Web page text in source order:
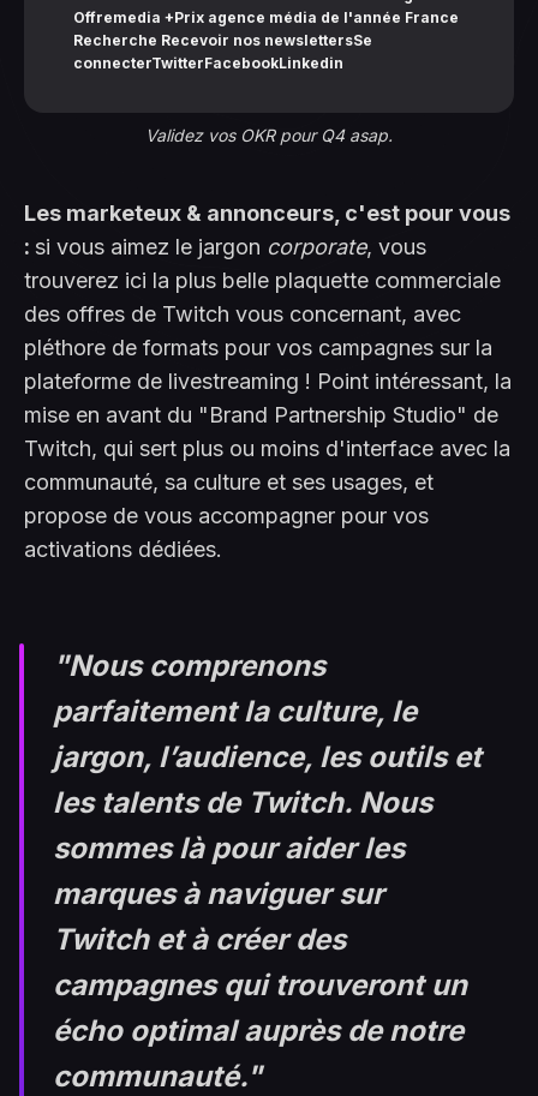
Offremedia +Prix agence média de l'année France
Recherche Recevoir nos newslettersSe
connecterTwitterFacebookLinkedin
Validez vos OKR pour Q4 asap.
Les marketeux & annonceurs, c'est pour vous
: si vous aimez le jargon corporate, vous
trouverez ici la plus belle plaquette commerciale
des offres de Twitch vous concernant, avec
pléthore de formats pour vos campagnes sur la
plateforme de livestreaming ! Point intéressant, la
mise en avant du "Brand Partnership Studio" de
Twitch, qui sert plus ou moins d'interface avec la
communauté, sa culture et ses usages, et
propose de vous accompagner pour vos
activations dédiées.
"Nous comprenons
parfaitement la culture, le
jargon, l’audience, les outils et
les talents de Twitch. Nous
sommes là pour aider les
marques à naviguer sur
Twitch et à créer des
campagnes qui trouveront un
écho optimal auprès de notre
communauté."